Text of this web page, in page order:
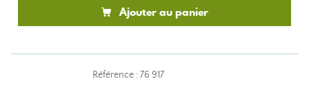
Ajouter au panier
Référence : 76 917